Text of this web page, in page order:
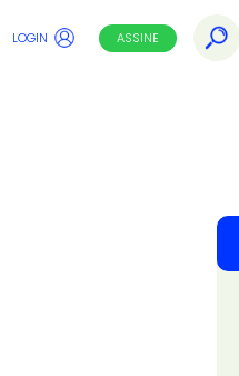
LOGIN ASSINE